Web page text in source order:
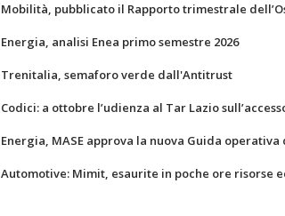
Mobilità, pubblicato il Rapporto trimestrale
Energia, analisi Enea primo semestre 2026
Trenitalia, semaforo verde dall'Antitrust
Codici: a ottobre l’udienza al Tar Lazio
Energia, MASE approva la nuova Guida
Automotive: Mimit, esaurite in poche ore risorse